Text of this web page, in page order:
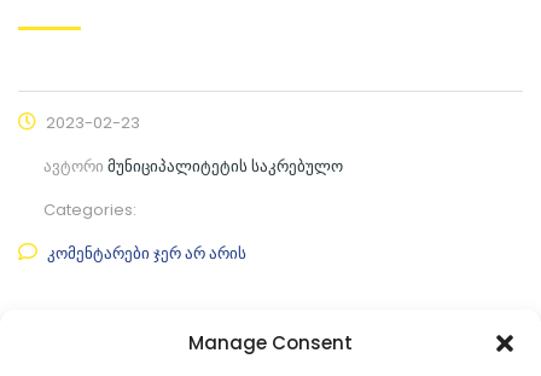
Manage Consent
2023-02-23
ავტორი მუნიციპალიტეტის საკრებულო
Categories:
კომენტარები ჯერ არ არის
ფაილის ნახვა